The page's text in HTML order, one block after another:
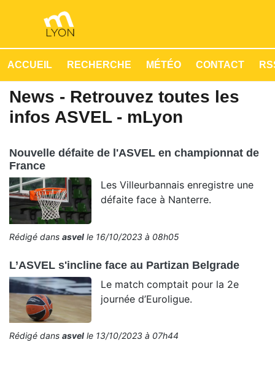
ACCUEIL RECHERCHE MÉTÉO CONTACT
News - Retrouvez toutes les
infos ASVEL - mLyon
Nouvelle défaite de l'ASVEL en championnat de
France
Les Villeurbannais enregistre une
défaite face à Nanterre.
Rédigé dans asvel le 16/10/2023 à 08h05
L’ASVEL s'incline face au Partizan Belgrade
Le match comptait pour la 2e
journée d’Euroligue.
Rédigé dans asvel le 13/10/2023 à 07h44